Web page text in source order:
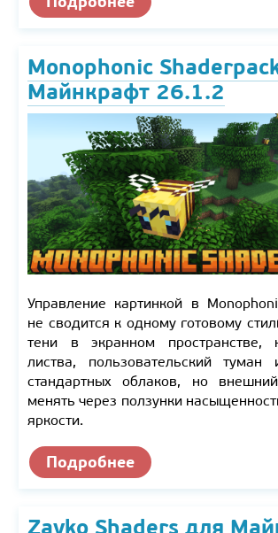
Monophonic
Майнкрафт 26.1.2
Управление картинкой в
не сводится к одному готовому
тени в экранном пространстве,
листва, пользовательский
стандартных облаков, но
менять через ползунки
яркости.
Подробнее